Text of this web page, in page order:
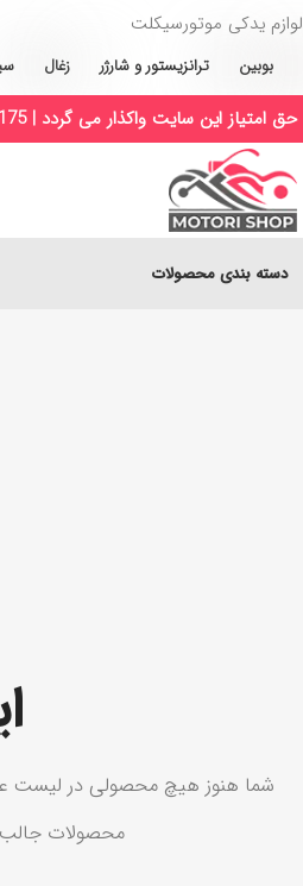
لوازم یدکی موتورسیکلت
بوبین ترانزیستور و شارژر زغال
حق امتیاز این سایت واکذار می گردد | 09102137175
دسته بندی محصولات
شما هنوز هیچ محصولی در لیست
محصولات جالب